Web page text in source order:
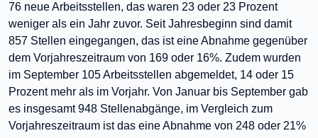
76 neue Arbeitsstellen, das waren 23 oder 23 Prozent
weniger als ein Jahr zuvor. Seit Jahresbeginn sind damit
857 Stellen eingegangen, das ist eine Abnahme gegenüber
dem Vorjahreszeitraum von 169 oder 16%. Zudem wurden
im September 105 Arbeitsstellen abgemeldet, 14 oder 15
Prozent mehr als im Vorjahr. Von Januar bis September gab
es insgesamt 948 Stellenabgänge, im Vergleich zum
Vorjahreszeitraum ist das eine Abnahme von 248 oder 21%